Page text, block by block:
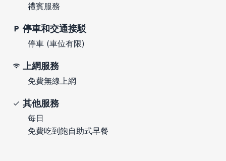
禮賓服務
停車和交通接駁
停車 (車位有限)
上網服務
免費無線上網
其他服務
每日
免費吃到飽自助式早餐